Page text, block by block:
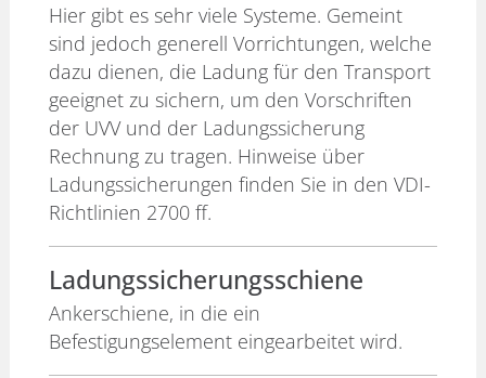
Hier gibt es sehr viele Systeme. Gemeint
sind jedoch generell Vorrichtungen, welche
dazu dienen, die Ladung für den Transport
geeignet zu sichern, um den Vorschriften
der UVV und der Ladungssicherung
Rechnung zu tragen. Hinweise über
Ladungssicherungen finden Sie in den VDI-
Richtlinien 2700 ff.
Ladungssicherungsschiene
Ankerschiene, in die ein
Befestigungselement eingearbeitet wird.